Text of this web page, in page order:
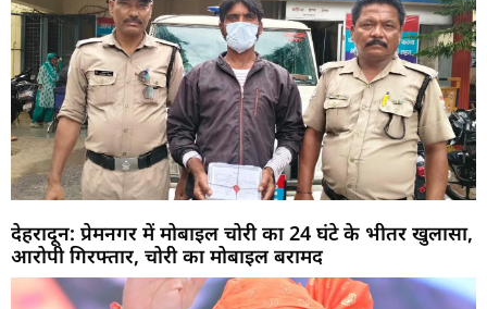
देहरादून: प्रेमनगर में मोबाइल चोरी का 24 घंटे के भीतर खुलासा,
आरोपी गिरफ्तार, चोरी का मोबाइल बरामद